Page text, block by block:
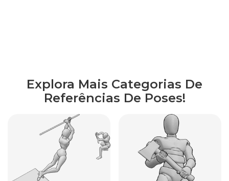
Explora Mais Categorias De
Referências De Poses!